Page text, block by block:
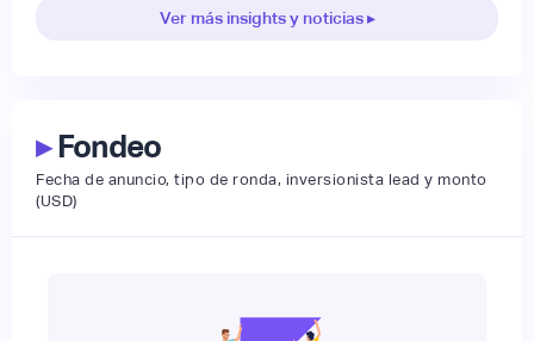
Ver más insights y noticias ▸
▸Fondeo
Fecha de anuncio, tipo de ronda, inversionista lead y monto
(USD)